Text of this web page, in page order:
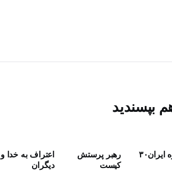
بپسندید
ایران۳۰
رهبر پرستش
كيست
اعتراف به خدا و
دیگران